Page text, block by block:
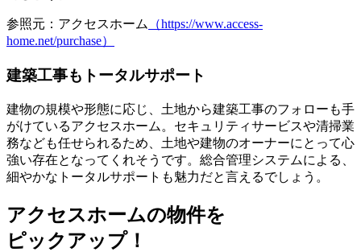
参照元：アクセスホーム
（https://www.access-
home.net/purchase）
建築工事もトータルサポート
建物の規模や形態に応じ、土地から建築工事のフォローも手
がけているアクセスホーム。 セキュリティサービスや清掃業
務なども任せられるため、土地や建物のオーナーにとって心
強い存在となってくれそうです。総合管理システムによる、
細やかなトータルサポートも魅力だと言えるでしょう。
アクセスホームの物件を
ピックアップ！